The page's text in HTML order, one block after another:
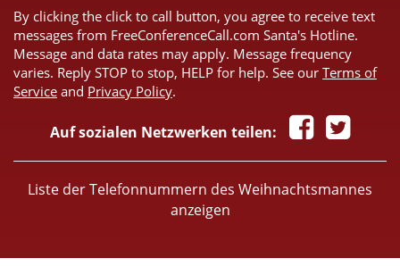
By clicking the click to call button, you agree to receive text
messages from FreeConferenceCall.com Santa's Hotline.
Message and data rates may apply. Message frequency
varies. Reply STOP to stop, HELP for help. See our Terms of
Service and Privacy Policy.
Auf sozialen Netzwerken teilen:
Liste der Telefonnummern des Weihnachtsmannes
anzeigen